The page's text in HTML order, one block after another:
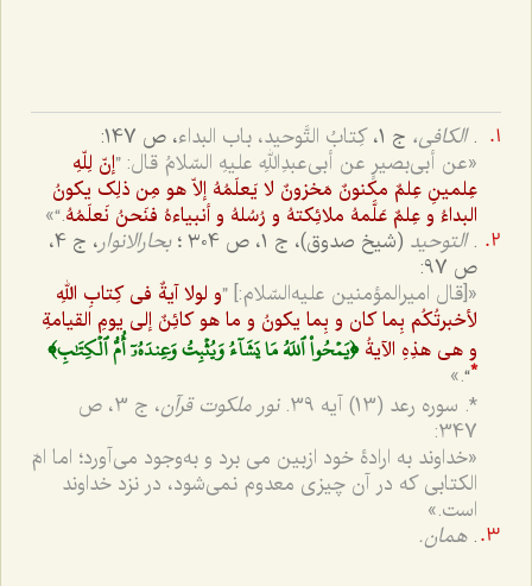
.الکافى، ج 1، کِتابُ التَّوحید، باب البداء، ص 147:
«عن أبی‌بصیرٍ عن أبی‌عبدِاللهِ علیهِ السّلامُ قال: ”إنّ لِلّهِ
عِلمینِ عِلمٌ مکنونٌ مَخزونٌ لا یَعلَمُهُ إلاّ هو مِن ذلِک یکونُ
البداءُ و عِلمٌ عَلَّمهُ ملائِکتهُ و رُسُلهُ و أنبیاءهُ فنَحنُ نَعلَمُهُ.“»
.التوحید (شیخ صدوق)، ج ۱، ص ۳۰4 ؛ بحارالانوار
، ج 4،
ص 97:
«[قال امیرالمؤمنین علیه‌السّلام:] ”و لولا آیةٌ فی کِتابِ اللهِ
لأخبرتُکُم بِما کان و بِما یکونُ و ما هو کائِنٌ إلى یومِ القیامةِ
و هی هذِهِ الآیةُ ﴿يَمۡحُواْ ٱللَهُ مَا يَشَآءُ وَيُثۡبِتُ وَعِندَهُۥٓ أُمُّ ٱلۡكِتَٰبِ﴾
*
“
.»
*. سوره رعد (13) آیه 39.
نور ملکوت قرآن
، ج 3، ص
347:
«خداوند به ارادۀ خود ازبین مى برد و به‌وجود مى‌آورد؛ اما امّ
الکتابى که در آن چیزى معدوم نمى‌شود، در نزد خداوند
است.»
.همان.